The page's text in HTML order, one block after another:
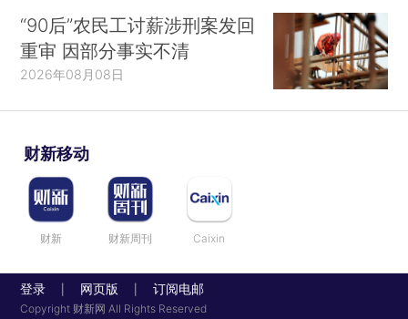
“90后”农民工讨薪涉刑案发回
重审 因部分事实不清
2026年08月08日
财新移动
财新 财新周刊 Caixin
登录 网页版 订阅电邮
Copyright 财新网 All Rights Reserved